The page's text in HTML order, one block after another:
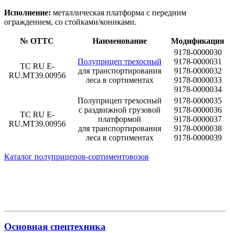
Исполнение: металлическая платформа с передним
ограждением, со стойками/кониками.
№ ОТТС Наименование Модификация
ТС RU E-
RU.MT39.00956
Полуприцеп трехосный
для транспортирования
леса в сортиментах
9178-0000030
9178-0000031
9178-0000032
9178-0000033
9178-0000034
ТС RU E-
RU.MT39.00956
Полуприцеп трехосный
с раздвижной грузовой
платформой
для транспортирования
леса в сортиментах
9178-0000035
9178-0000036
9178-0000037
9178-0000038
9178-0000039
Каталог полуприцепов-сортиментовозов
Основная спецтехника